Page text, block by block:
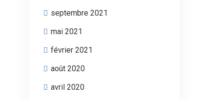
septembre 2021
mai 2021
février 2021
août 2020
avril 2020